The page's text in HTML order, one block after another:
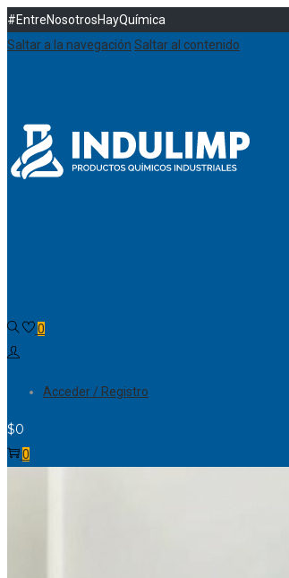
#EntreNosotrosHayQuímica
Saltar a la navegación Saltar al contenido
0
Acceder / Registro
$0
0